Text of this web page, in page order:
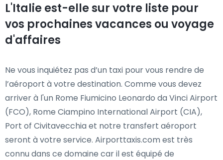
L'Italie est-elle sur votre liste pour
vos prochaines vacances ou voyage
d'affaires
Ne vous inquiétez pas d’un taxi pour vous rendre de
l’aéroport à votre destination. Comme vous devez
arriver à l'un Rome Fiumicino Leonardo da Vinci Airport
(FCO), Rome Ciampino International Airport (CIA),
Port of Civitavecchia et notre transfert aéroport
seront à votre service. Airporttaxis.com est très
connu dans ce domaine car il est équipé de